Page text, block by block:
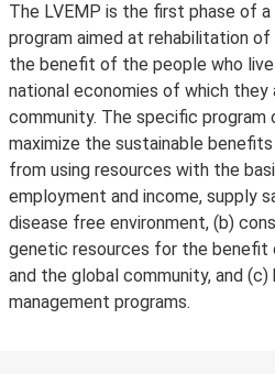
The LVEMP is the first phase of
program aimed at rehabilitation
the benefit of the people who
national economies of which they
community. The specific program
maximize the sustainable
from using resources with the
employment and income, supply
disease free environment, (b)
genetic resources for the benefit
and the global community, and (c)
management programs.